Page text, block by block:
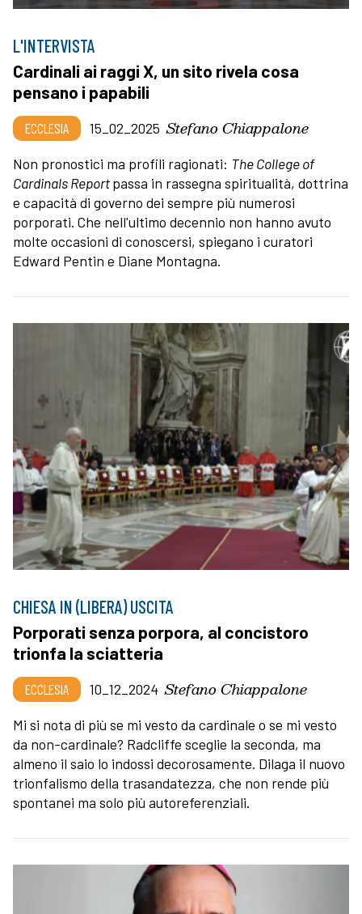
L'INTERVISTA
Cardinali ai raggi X, un sito rivela cosa
pensano i papabili
ECCLESIA 15_02_2025 Stefano Chiappalone
Non pronostici ma profili ragionati: The College of
Cardinals Reportpassa in rassegna spiritualità, dottrina
e capacità di governo dei sempre più numerosi
porporati. Che nell'ultimo decennio non hanno avuto
molte occasioni di conoscersi, spiegano i curatori
Edward Pentin e Diane Montagna.
CHIESA IN (LIBERA) USCITA
Porporati senza porpora, al concistoro
trionfa la sciatteria
ECCLESIA 10_12_2024 Stefano Chiappalone
Mi si nota di più se mi vesto da cardinale o se mi vesto
da non-cardinale? Radcliffe sceglie la seconda, ma
almeno il saio lo indossi decorosamente. Dilaga il nuovo
trionfalismo della trasandatezza, che non rende più
spontanei ma solo più autoreferenziali.